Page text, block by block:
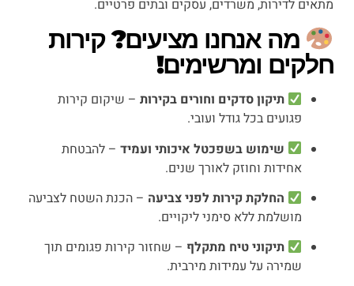
מתאים לדירות, משרדים, עסקים ובתים פרטיים.
מה אנחנו מציעים? קירות
חלקים ומרשימים!
תיקון סדקים וחורים בקירות – שיקום קירות
פגועים בכל גודל ועובי.
שימוש בשפכטל איכותי ועמיד – להבטחת
אחידות וחוזק לאורך שנים.
החלקת קירות לפני צביעה – הכנת השטח לצביעה
מושלמת ללא סימני ליקויים.
תיקוני טיח מתקלף – שחזור קירות פגומים תוך
שמירה על עמידות מירבית.